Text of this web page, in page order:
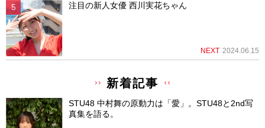
注目の新人女優 西川実花ちゃん
NEXT 2024.06.15
新着記事
STU48 中村舞の原動力は「愛」。STU48と2nd写
真集を語る。